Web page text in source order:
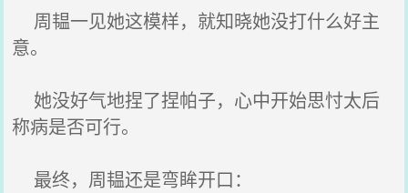
周韫一见她这模样，就知晓她没打什么好主
意。
她没好气地捏了捏帕子，心中开始思忖太后
称病是否可行。
最终，周韫还是弯眸开口：